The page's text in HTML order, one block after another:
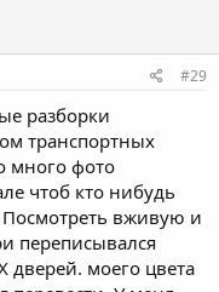
#29
разборки
транспортных
много фото
чтоб кто нибудь
вживую и
переписывался
дверей. моего цвета